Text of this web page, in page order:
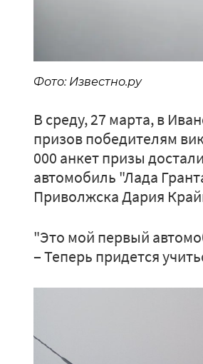
Фото: Известно.ру
В среду, 27 марта, в
призов победителям
000 анкет призы
автомобиль "Лада
Приволжска Дария
"Это мой первый
‒ Теперь придется